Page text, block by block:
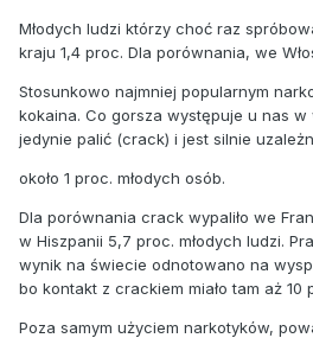
Młodych ludzi którzy choć raz
kraju 1,4 proc. Dla porównania, we
Stosunkowo najmniej popularnym
kokaina. Co gorsza występuje u nas w
jedynie palić (crack) i jest silnie
około 1 proc. młodych osób.
Dla porównania crack wypaliło we
w Hiszpanii 5,7 proc. młodych ludzi.
wynik na świecie odnotowano na
bo kontakt z crackiem miało tam aż 10
Poza samym użyciem narkotyków,